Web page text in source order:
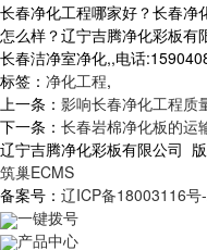
长春净化工程哪家好？长春净
怎么样？辽宁吉腾净化彩板有
长春洁净室净化,,电话
标签： 净化工程,
上一条： 影响长春净化工程质
下一条： 长春岩棉净化板的运
辽宁吉腾净化彩板有限公司
筑巢ECMS
备案号： 辽ICP备18003116号
一键拨号
产品中心